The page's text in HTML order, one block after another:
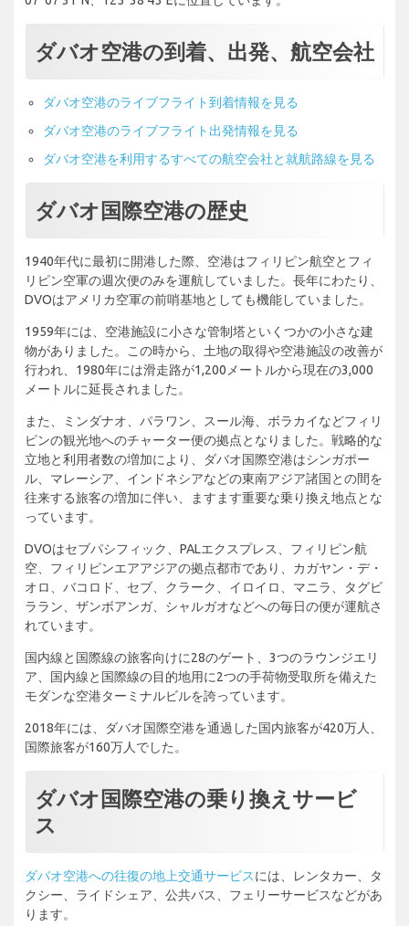
ダバオ空港の到着、出発、航空会社
ダバオ空港のライブフライト到着情報を見る
ダバオ空港のライブフライト出発情報を見る
ダバオ空港を利用するすべての航空会社と就航路線を見る
ダバオ国際空港の歴史
1940年代に最初に開港した際、空港はフィリピン航空とフィ
リピン空軍の週次便のみを運航していました。長年にわたり、
DVOはアメリカ空軍の前哨基地としても機能していました。
1959年には、空港施設に小さな管制塔といくつかの小さな建
物がありました。この時から、土地の取得や空港施設の改善が
行われ、1980年には滑走路が1,200メートルから現在の3,000
メートルに延長されました。
また、ミンダナオ、パラワン、スール海、ボラカイなどフィリ
ピンの観光地へのチャーター便の拠点となりました。戦略的な
立地と利用者数の増加により、ダバオ国際空港はシンガポー
ル、マレーシア、インドネシアなどの東南アジア諸国との間を
往来する旅客の増加に伴い、ますます重要な乗り換え地点とな
っています。
DVOはセブパシフィック、PALエクスプレス、フィリピン航
空、フィリピンエアアジアの拠点都市であり、カガヤン・デ・
オロ、バコロド、セブ、クラーク、イロイロ、マニラ、タグビ
ララン、ザンボアンガ、シャルガオなどへの毎日の便が運航さ
れています。
国内線と国際線の旅客向けに28のゲート、3つのラウンジエリ
ア、国内線と国際線の目的地用に2つの手荷物受取所を備えた
モダンな空港ターミナルビルを誇っています。
2018年には、ダバオ国際空港を通過した国内旅客が420万人、
国際旅客が160万人でした。
ダバオ国際空港の乗り換えサービ
ス
ダバオ空港への往復の地上交通サービスには、レンタカー、タ
クシー、ライドシェア、公共バス、フェリーサービスなどがあ
ります。